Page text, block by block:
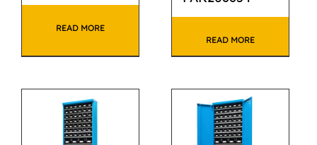
READ MORE
READ MORE